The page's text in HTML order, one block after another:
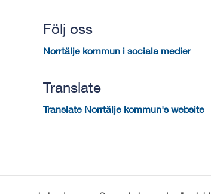
Följ oss
Norrtälje kommun i sociala medier
Translate
Translate Norrtälje kommun's website